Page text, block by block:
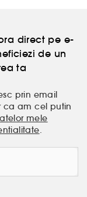
direct pe e-
de un
ta
prin email
ca am cel putin
mele
.